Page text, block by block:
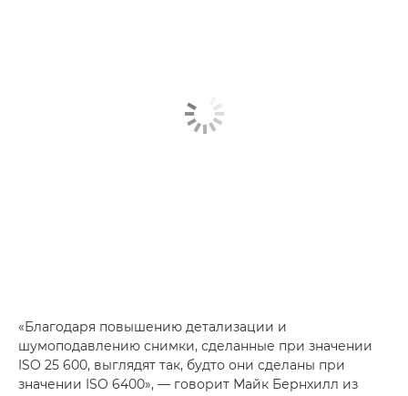
«Благодаря повышению детализации и
шумоподавлению снимки, сделанные при значении
ISO 25 600, выглядят так, будто они сделаны при
значении ISO 6400», — говорит Майк Бернхилл из